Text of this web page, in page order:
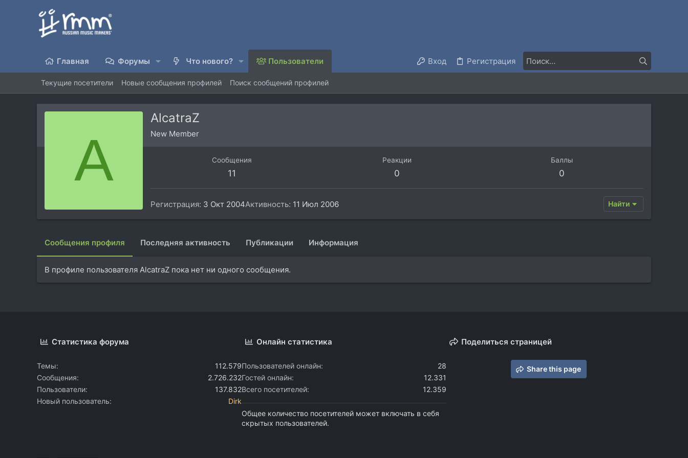
Главная Форумы Что нового? Пользователи Вход Регистрация
Текущие посетители Новые сообщения профилей Поиск сообщений профилей
A
AlcatraZ
New Member
Сообщения
11
Реакции
0
Баллы
0
Регистрация 3 Окт 2004Активность 11 Июл 2006 Найти
Сообщения профиля Последняя активность Публикации Информация
В профиле пользователя AlcatraZ пока нет ни одного сообщения.
Статистика форума
Темы
112.579
Сообщения
2.726.232
Пользователи
137.832
Новый пользователь
Dirk
Онлайн статистика
Пользователей онлайн
28
Гостей онлайн
12.331
Всего посетителей
12.359
Общее количество посетителей может включать в себя
скрытых пользователей.
Поделиться страницей
Share this page